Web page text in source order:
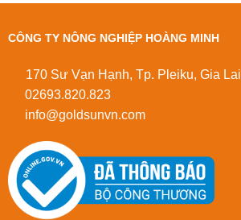
CÔNG TY NÔNG NGHIỆP HOÀNG MINH
170 Sư Vạn Hạnh, Tp. Pleiku, Gia Lai
02693.820.823
info@goldsunvn.com